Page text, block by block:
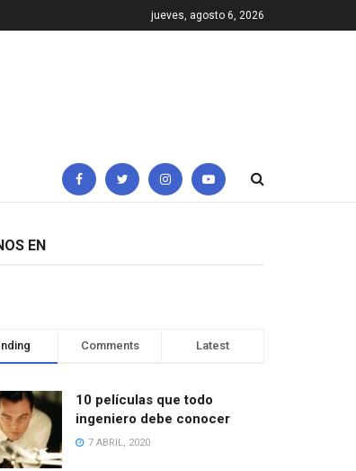
jueves, agosto 6, 2026
EN
Comments Latest
10 películas que todo
ingeniero debe conocer
7 ABRIL, 2020